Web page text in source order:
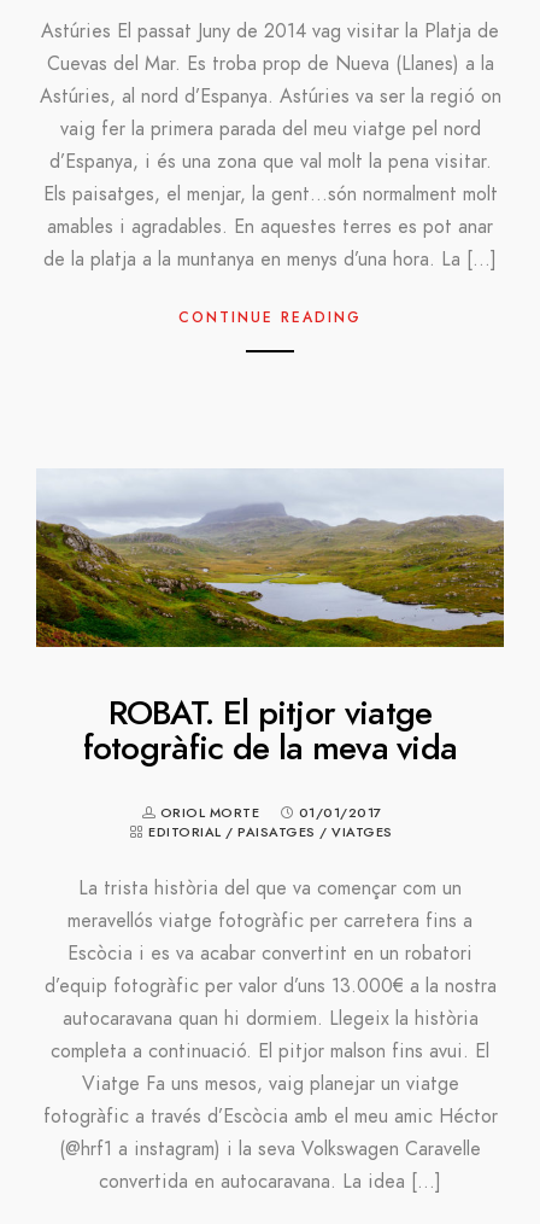
Astúries El passat Juny de 2014 vag visitar la Platja de
Cuevas del Mar. Es troba prop de Nueva (Llanes) a la
Astúries, al nord d’Espanya. Astúries va ser la regió on
vaig fer la primera parada del meu viatge pel nord
d’Espanya, i és una zona que val molt la pena visitar.
Els paisatges, el menjar, la gent…són normalment molt
amables i agradables. En aquestes terres es pot anar
de la platja a la muntanya en menys d’una hora. La […]
CONTINUE READING
ROBAT. El pitjor viatge
fotogràfic de la meva vida
ORIOL MORTE
01/01/2017
EDITORIAL /PAISATGES /VIATGES
La trista història del que va començar com un
meravellós viatge fotogràfic per carretera fins a
Escòcia i es va acabar convertint en un robatori
d’equip fotogràfic per valor d’uns 13.000€ a la nostra
autocaravana quan hi dormiem. Llegeix la història
completa a continuació. El pitjor malson fins avui. El
Viatge Fa uns mesos, vaig planejar un viatge
fotogràfic a través d’Escòcia amb el meu amic Héctor
(@hrf1 a instagram) i la seva Volkswagen Caravelle
convertida en autocaravana. La idea […]